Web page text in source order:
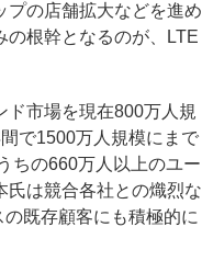
プの店舗拡大などを進め
の根幹となるのが、LTE
市場を現在800万人規
で1500万人規模にまで
ちの660万人以上のユー
氏は競合各社との熾烈な
既存顧客にも積極的に